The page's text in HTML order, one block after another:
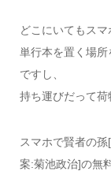
どこにいてもスマ
単行本を置く場
ですし、
持ち運びだって荷
スマホで賢者の
案:菊池政治]の無